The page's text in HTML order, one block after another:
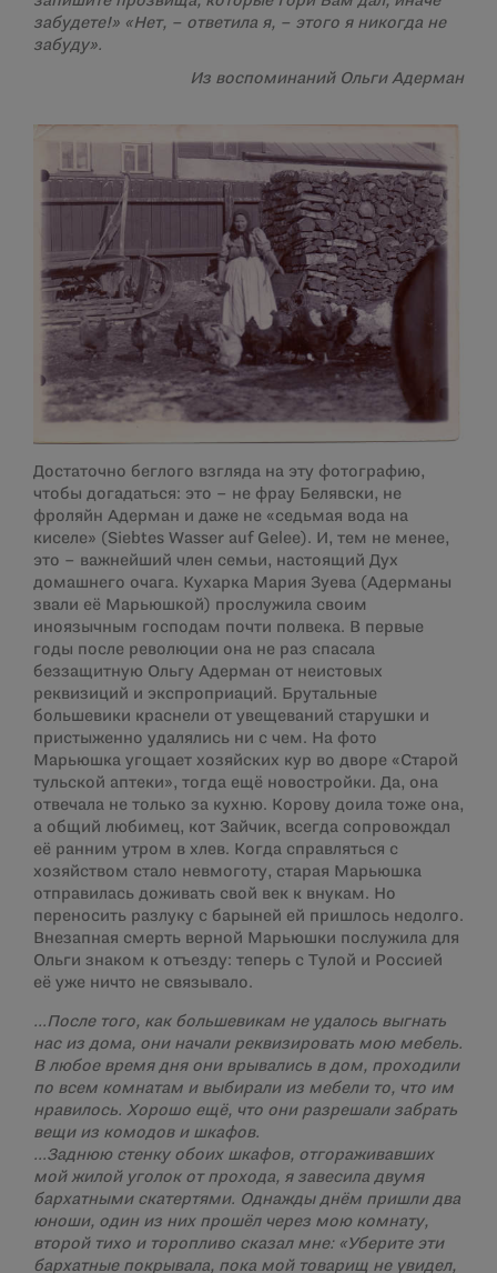
забудете!» «Нет, – ответила я, – этого я никогда не
забуду».
Из воспоминаний Ольги Адерман
Достаточно беглого взгляда на эту фотографию,
чтобы догадаться: это – не фрау Белявски, не
фроляйн Адерман и даже не «седьмая вода на
киселе» (Siebtes Wasser auf Gelee). И, тем не менее,
это – важнейший член семьи, настоящий Дух
домашнего очага. Кухарка Мария Зуева (Адерманы
звали её Марьюшкой) прослужила своим
иноязычным господам почти полвека. В первые
годы после революции она не раз спасала
беззащитную Ольгу Адерман от неистовых
реквизиций и экспроприаций. Брутальные
большевики краснели от увещеваний старушки и
пристыженно удалялись ни с чем. На фото
Марьюшка угощает хозяйских кур во дворе «Старой
тульской аптеки», тогда ещё новостройки. Да, она
отвечала не только за кухню. Корову доила тоже она,
а общий любимец, кот Зайчик, всегда сопровождал
её ранним утром в хлев. Когда справляться с
хозяйством стало невмоготу, старая Марьюшка
отправилась доживать свой век к внукам. Но
переносить разлуку с барыней ей пришлось недолго.
Внезапная смерть верной Марьюшки послужила для
Ольги знаком к отъезду: теперь с Тулой и Россией
её уже ничто не связывало.
…После того, как большевикам не удалось выгнать
нас из дома, они начали реквизировать мою мебель.
В любое время дня они врывались в дом, проходили
по всем комнатам и выбирали из мебели то, что им
нравилось. Хорошо ещё, что они разрешали забрать
вещи из комодов и шкафов.
…Заднюю стенку обоих шкафов, отгораживавших
мой жилой уголок от прохода, я завесила двумя
бархатными скатертями. Однажды днём пришли два
юноши, один из них прошёл через мою комнату,
второй тихо и торопливо сказал мне: «Уберите эти
бархатные покрывала, пока мой товарищ не увидел,